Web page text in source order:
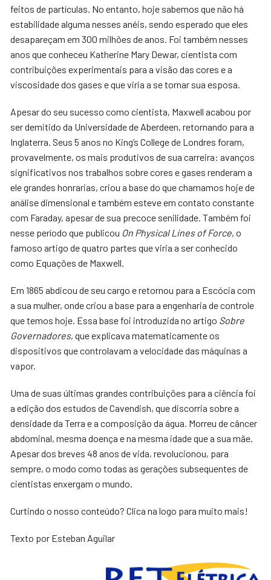
feitos de partículas. No entanto, hoje sabemos que não há
estabilidade alguma nesses anéis, sendo esperado que eles
desapareçam em 300 milhões de anos. Foi também nesses
anos que conheceu Katherine Mary Dewar, cientista com
contribuições experimentais para a visão das cores e a
viscosidade dos gases e que viria a se tornar sua esposa.
Apesar do seu sucesso como cientista, Maxwell acabou por
ser demitido da Universidade de Aberdeen, retornando para a
Inglaterra. Seus 5 anos no King’s College de Londres foram,
provavelmente, os mais produtivos de sua carreira: avanços
significativos nos trabalhos sobre cores e gases renderam a
ele grandes honrarias, criou a base do que chamamos hoje de
análise dimensional e também esteve em contato constante
com Faraday, apesar de sua precoce senilidade. Também foi
nesse período que publicou On Physical Lines of Force, o
famoso artigo de quatro partes que viria a ser conhecido
como Equações de Maxwell.
Em 1865 abdicou de seu cargo e retornou para a Escócia com
a sua mulher, onde criou a base para a engenharia de controle
que temos hoje. Essa base foi introduzida no artigo Sobre
Governadores, que explicava matematicamente os
dispositivos que controlavam a velocidade das máquinas a
vapor.
Uma de suas últimas grandes contribuições para a ciência foi
a edição dos estudos de Cavendish, que discorria sobre a
densidade da Terra e a composição da água. Morreu de câncer
abdominal, mesma doença e na mesma idade que a sua mãe.
Apesar dos breves 48 anos de vida, revolucionou, para
sempre, o modo como todas as gerações subsequentes de
cientistas enxergam o mundo.
Curtindo o nosso conteúdo? Clica na logo para muito mais!
Texto por Esteban Aguilar